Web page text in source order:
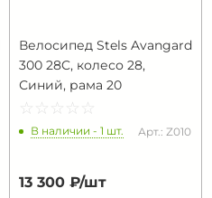
Велосипед Stels Avangard
300 28C, колесо 28,
Синий, рама 20
☆ ☆ ☆ ☆ ☆
★ ★ ★ ★ ★
В наличии - 1 шт. Арт.: Z010
13 300 ₽/шт